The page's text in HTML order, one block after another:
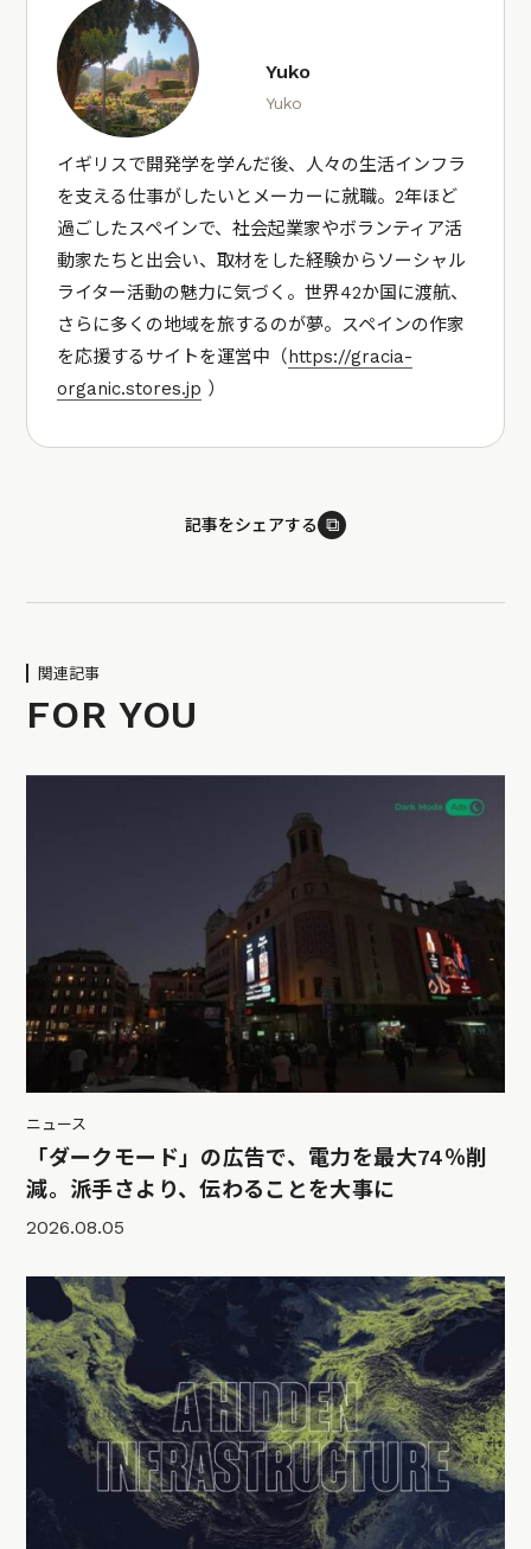
Yuko
Yuko
イギリスで開発学を学んだ後、人々の生活インフラ
を支える仕事がしたいとメーカーに就職。2年ほど
過ごしたスペインで、社会起業家やボランティア活
動家たちと出会い、取材をした経験からソーシャル
ライター活動の魅力に気づく。世界42か国に渡航、
さらに多くの地域を旅するのが夢。スペインの作家
を応援するサイトを運営中（https://gracia-
organic.stores.jp ）
記事をシェアする ⧉
関連記事
FOR YOU
ニュース
「ダークモード」の広告で、電力を最大74％削
減。派手さより、伝わることを大事に
2026.08.05